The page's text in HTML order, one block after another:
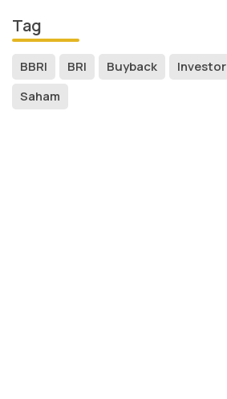
Tag
BBRI BRI Buyback Investor
Saham